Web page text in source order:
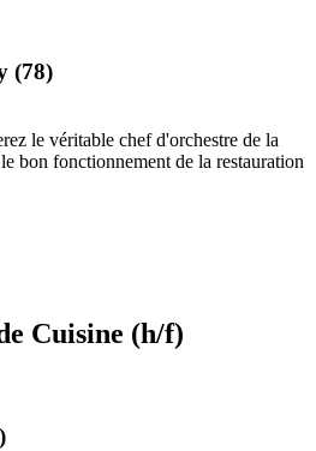
(78)
le véritable chef d'orchestre de la
bon fonctionnement de la restauration
Cuisine (h/f)